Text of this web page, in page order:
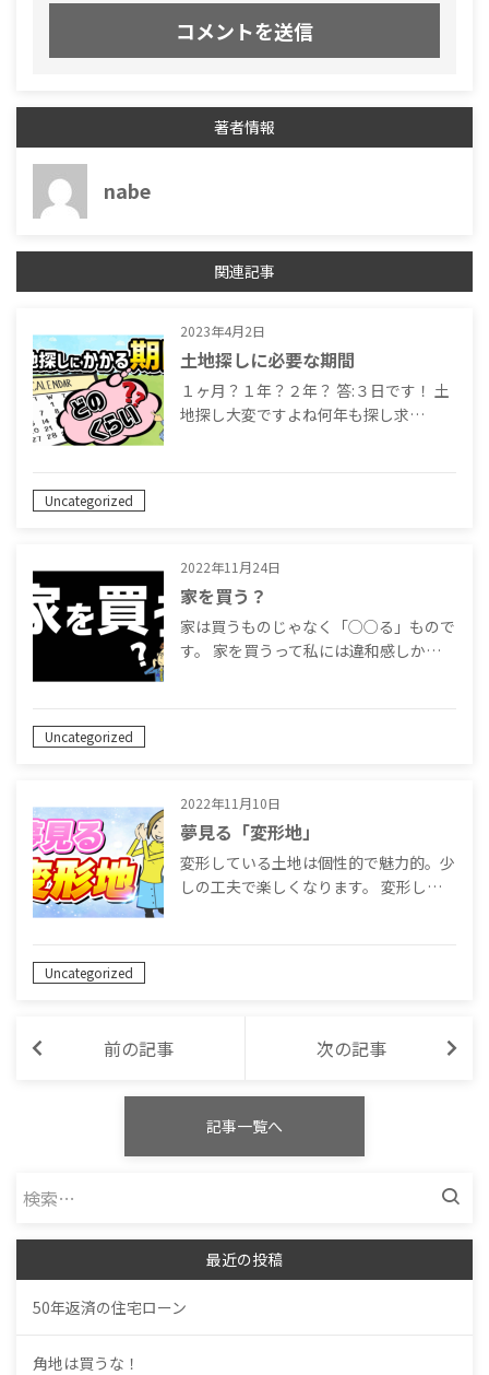
著者情報
nabe
関連記事
2023年4月2日
土地探しに必要な期間
１ヶ月？１年？２年？ 答:３日です！ 土
地探し大変ですよね何年も探し求…
Uncategorized
2022年11月24日
家を買う？
家は買うものじゃなく「○○る」もので
す。 家を買うって私には違和感しか…
Uncategorized
2022年11月10日
夢見る「変形地」
変形している土地は個性的で魅力的。少
しの工夫で楽しくなります。 変形し…
Uncategorized
前の記事 次の記事
記事一覧へ
索:
最近の投稿
50年返済の住宅ローン
角地は買うな！